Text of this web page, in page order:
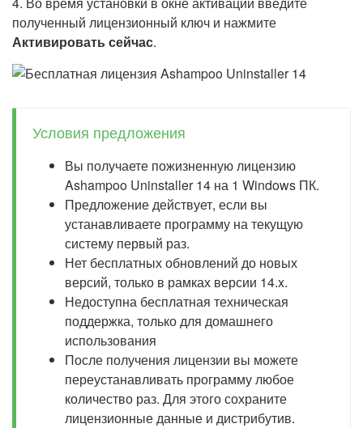
полученный лицензионный ключ и нажмите
Активировать сейчас.
Условия предложения
Вы получаете пожизненную лицензию
Ashampoo Uninstaller 14 на 1 Windows ПК.
Предложение действует, если вы
устанавливаете программу на текущую
систему первый раз.
Нет бесплатных обновлений до новых
версий, только в рамках версии 14.x.
Недоступна бесплатная техническая
поддержка, только для домашнего
использования
После получения лицензии вы можете
переустанавливать программу любое
количество раз. Для этого сохраните
лицензионные данные и дистрибутив.